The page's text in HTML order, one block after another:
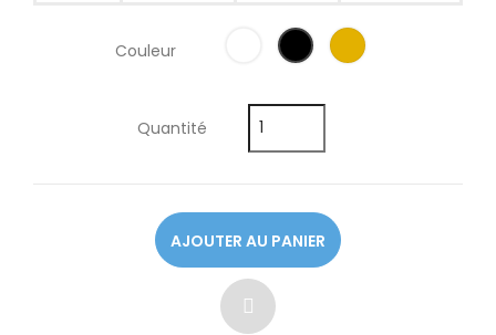
Couleur
Quantité
AJOUTER AU PANIER